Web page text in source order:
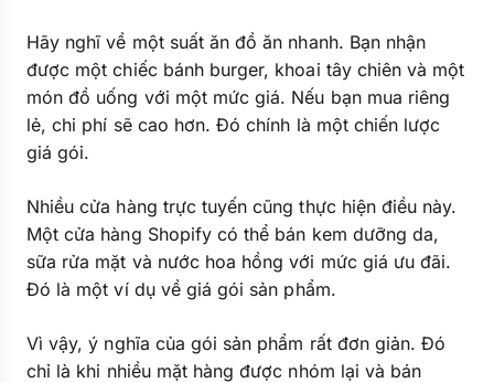
Hãy nghĩ về một suất ăn đồ ăn nhanh. Bạn nhận
được một chiếc bánh burger, khoai tây chiên và một
món đồ uống với một mức giá. Nếu bạn mua riêng
lẻ, chi phí sẽ cao hơn. Đó chính là một chiến lược
giá gói.
Nhiều cửa hàng trực tuyến cũng thực hiện điều này.
Một cửa hàng Shopify có thể bán kem dưỡng da,
sữa rửa mặt và nước hoa hồng với mức giá ưu đãi.
Đó là một ví dụ về giá gói sản phẩm.
Vì vậy, ý nghĩa của gói sản phẩm rất đơn giản. Đó
chỉ là khi nhiều mặt hàng được nhóm lại và bán